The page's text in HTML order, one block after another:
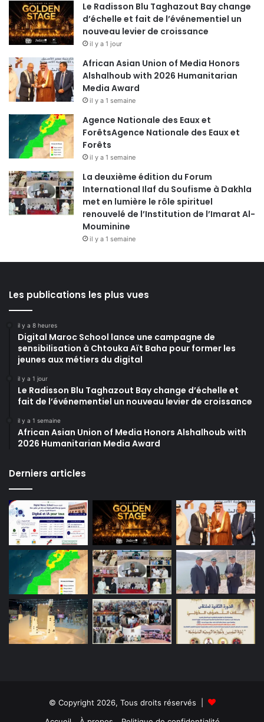
Le Radisson Blu Taghazout Bay change
d’échelle et fait de l’événementiel un
nouveau levier de croissance
il y a 1 jour
African Asian Union of Media Honors
Alshalhoub with 2026 Humanitarian
Media Award
il y a 1 semaine
Agence Nationale des Eaux et
ForêtsAgence Nationale des Eaux et
Forêts
il y a 1 semaine
La deuxième édition du Forum
International Ilaf du Soufisme à Dakhla
met en lumière le rôle spirituel
renouvelé de l’Institution de l’Imarat Al-
Mouminine
il y a 1 semaine
Les publications les plus vues
il y a 8 heures
Digital Maroc School lance une campagne de
sensibilisation à Chtouka Aït Baha pour former les
jeunes aux métiers du digital
il y a 1 jour
Le Radisson Blu Taghazout Bay change d’échelle et
fait de l’événementiel un nouveau levier de croissance
il y a 1 semaine
African Asian Union of Media Honors Alshalhoub with
2026 Humanitarian Media Award
Derniers articles
© Copyright 2026, Tous droits réservés |